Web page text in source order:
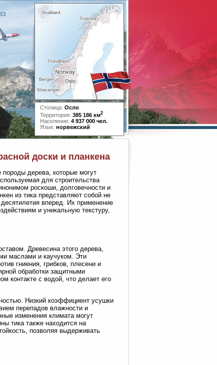
Столица: Осло
Территория: 385 186 км2
Население: 4 937 000 чел.
Язык: норвежский
доски и планкена
породы дерева, которые могут
для строительства
роскоши, долговечности и
из тика представляют собой не
вперед. Их применение
и уникальную текстуру,
Древесина этого дерева,
маслами и каучуком. Эти
гниения, грибков, плесени и
обработки защитными
контакте с водой, что делает его
Низкий коэффициент усушки
перепадов влажности и
изменения климата могут
тика также находится на
позволяя выдерживать